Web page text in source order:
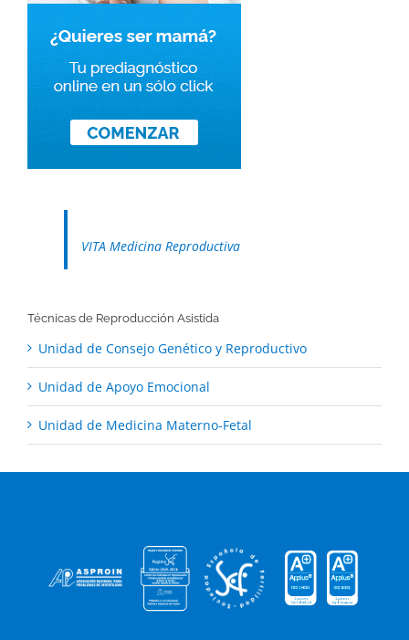
VITA Medicina Reproductiva
Técnicas de Reproducción Asistida
Unidad de Consejo Genético y Reproductivo
Unidad de Apoyo Emocional
Unidad de Medicina Materno-Fetal